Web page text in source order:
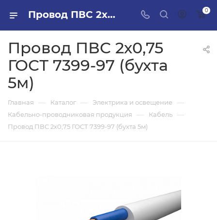
Провод ПВС 2х0,75 ГОСТ 7399-97 (бухта 5м) в ПИЛОН — купить стройматериалы в интернет-магазине ПИЛОН с доставкой оптом и в розницу 0
Провод ПВС 2х0,75
ГОСТ 7399-97 (бухта
5м)
Главная — Каталог — Электрика и освещение —
Кабельно-проводниковая продукция — Кабель —
Провод ПВС 2х0,75 ГОСТ 7399-97 (бухта 5м)